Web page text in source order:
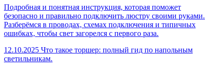
Подробная и понятная инструкция, которая поможет
безопасно и правильно подключить люстру своими руками.
Разберёмся в проводах, схемах подключения и типичных
ошибках, чтобы свет загорелся с первого раза.
12.10.2025 Что такое торшер: полный гид по напольным
светильникам.